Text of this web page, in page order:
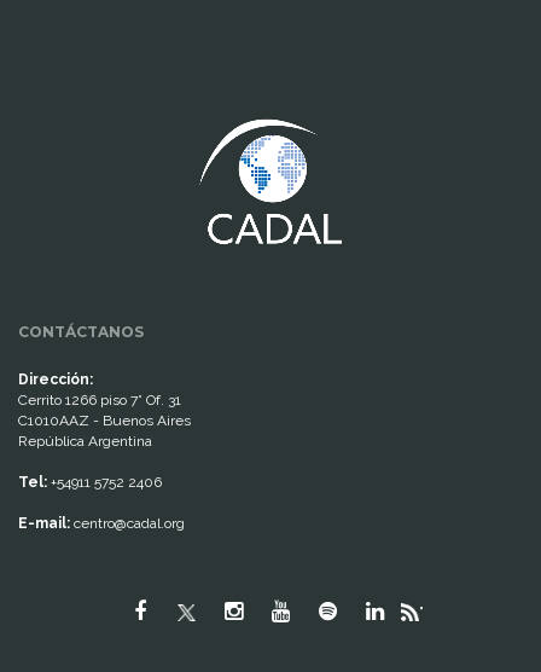
CONTÁCTANOS
Dirección:
Cerrito 1266 piso 7° Of. 31
C1010AAZ - Buenos Aires
República Argentina
Tel: +54911 5752 2406
E-mail: centro@cadal.org
"